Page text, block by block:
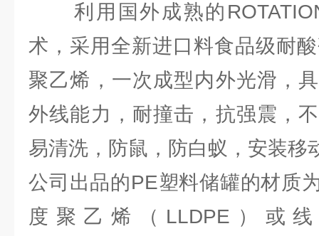
利用国外成熟的
术，采用全新进口料食品级耐
聚乙烯，一次成型内外光滑，
外线能力，耐撞击，抗强震，
易清洗，防鼠，防白蚁，安装移
公司出品的PE塑料储罐的材
度聚乙烯（LLDPE）或